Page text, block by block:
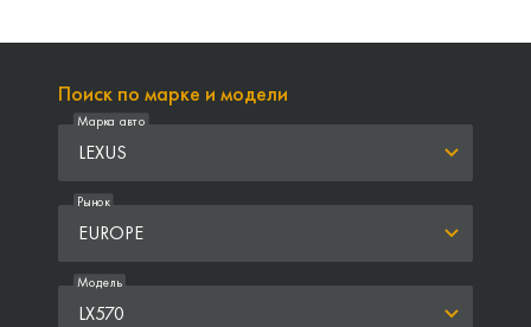
Поиск по марке и модели
LEXUS
Марка авто
EUROPE
Рынок
LX570
Модель